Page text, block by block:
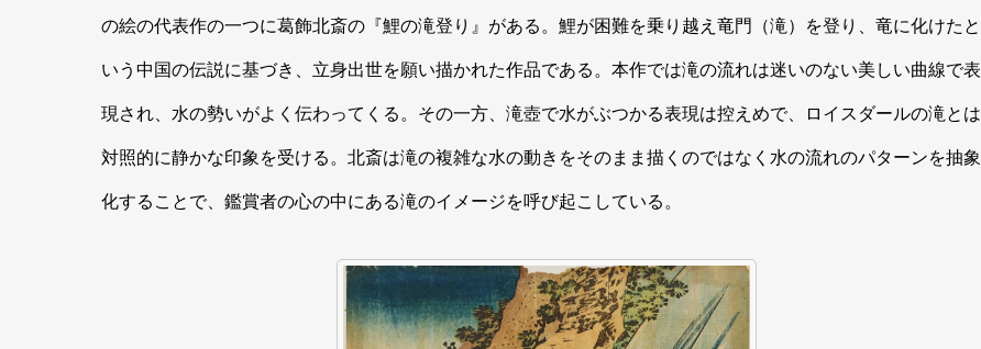
の絵の代表作の一つに葛飾北斎の『鯉の滝登り』がある。鯉が困難を乗り越え竜門（滝）を登り、竜に化けたと
いう中国の伝説に基づき、立身出世を願い描かれた作品である。本作では滝の流れは迷いのない美しい曲線で表
現され、水の勢いがよく伝わってくる。その一方、滝壺で水がぶつかる表現は控えめで、ロイスダールの滝とは
対照的に静かな印象を受ける。北斎は滝の複雑な水の動きをそのまま描くのではなく水の流れのパターンを抽象
化することで、鑑賞者の心の中にある滝のイメージを呼び起こしている。